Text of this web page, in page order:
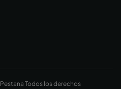
Todos los derechos